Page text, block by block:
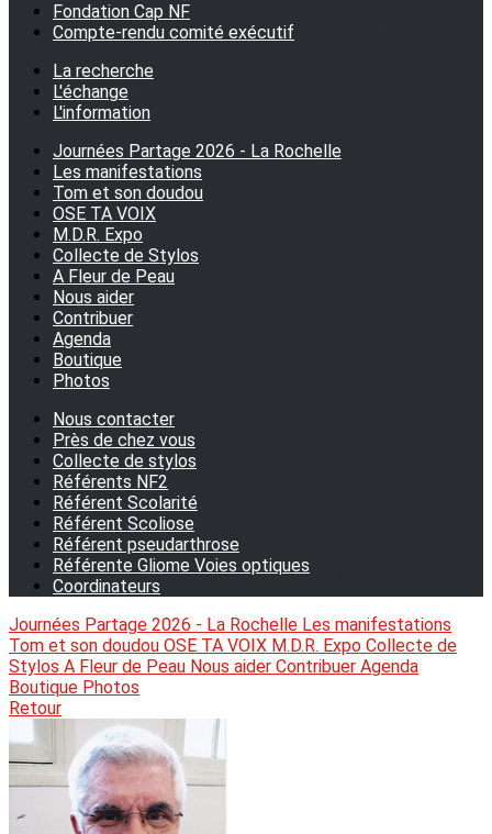
Fondation Cap NF
Compte-rendu comité exécutif
La recherche
L'échange
L'information
Journées Partage 2026 - La Rochelle
Les manifestations
Tom et son doudou
OSE TA VOIX
M.D.R. Expo
Collecte de Stylos
A Fleur de Peau
Nous aider
Contribuer
Agenda
Boutique
Photos
Nous contacter
Près de chez vous
Collecte de stylos
Référents NF2
Référent Scolarité
Référent Scoliose
Référent pseudarthrose
Référente Gliome Voies optiques
Coordinateurs
Journées Partage 2026 - La Rochelle Les manifestations
Tom et son doudou OSE TA VOIX M.D.R. Expo Collecte de
Stylos A Fleur de Peau Nous aider Contribuer Agenda
Boutique Photos
Retour